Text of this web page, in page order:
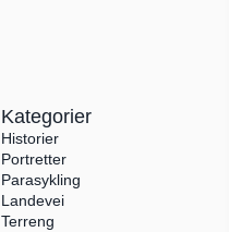
Kategorier
Historier
Portretter
Parasykling
Landevei
Terreng